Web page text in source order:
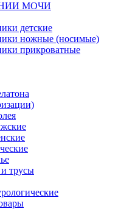
МОЧИ
детские
ножные (носимые)
прикроватные
трусы